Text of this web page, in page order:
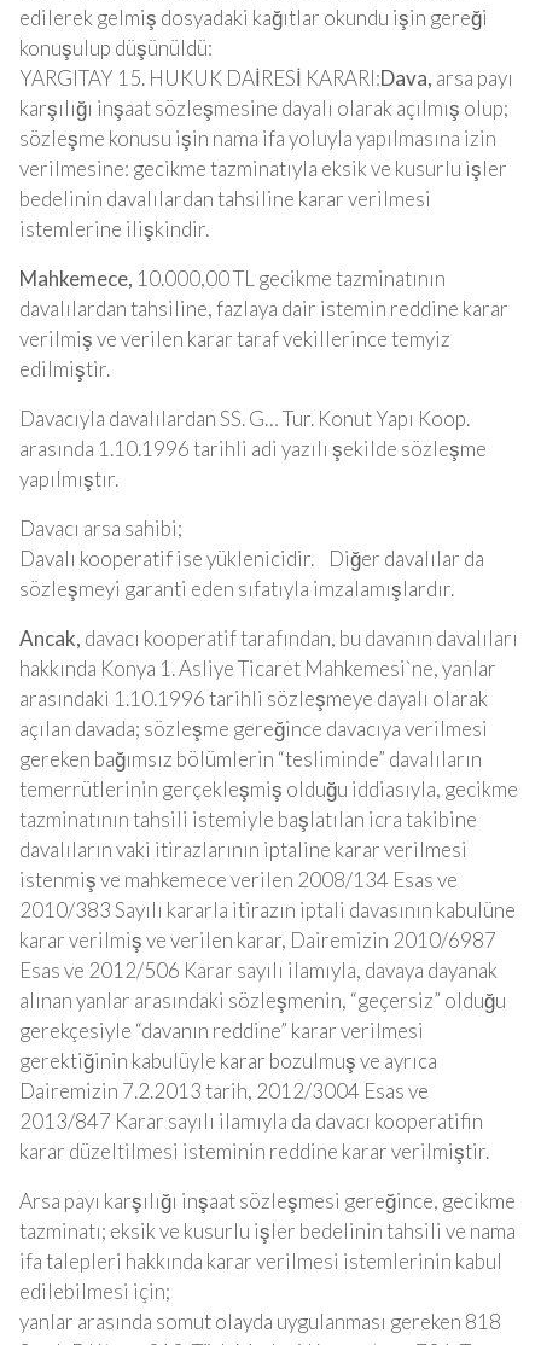
edilerek gelmiş dosyadaki kağıtlar okundu işin gereği
konuşulup düşünüldü:
YARGITAY 15. HUKUK DAİRESİ KARARI:Dava, arsa payı
karşılığı inşaat sözleşmesine dayalı olarak açılmış olup;
sözleşme konusu işin nama ifa yoluyla yapılmasına izin
verilmesine: gecikme tazminatıyla eksik ve kusurlu işler
bedelinin davalılardan tahsiline karar verilmesi
istemlerine ilişkindir.
Mahkemece, 10.000,00 TL gecikme tazminatının
davalılardan tahsiline, fazlaya dair istemin reddine karar
verilmiş ve verilen karar taraf vekillerince temyiz
edilmiştir.
Davacıyla davalılardan SS. G… Tur. Konut Yapı Koop.
arasında 1.10.1996 tarihli adi yazılı şekilde sözleşme
yapılmıştır.
Davacı arsa sahibi;
Davalı kooperatifise yüklenicidir. Diğer davalılar da
sözleşmeyi garanti eden sıfatıyla imzalamışlardır.
Ancak, davacı kooperatiftarafından, bu davanın davalıları
hakkında Konya 1. Asliye Ticaret Mahkemesi`ne, yanlar
arasındaki 1.10.1996 tarihli sözleşmeye dayalı olarak
açılan davada; sözleşme gereğince davacıya verilmesi
gereken bağımsız bölümlerin “tesliminde” davalıların
temerrütlerinin gerçekleşmiş olduğu iddiasıyla, gecikme
tazminatının tahsili istemiyle başlatılan icra takibine
davalıların vaki itirazlarının iptaline karar verilmesi
istenmiş ve mahkemece verilen 2008/134 Esas ve
2010/383 Sayılı kararla itirazın iptali davasının kabulüne
karar verilmiş ve verilen karar, Dairemizin 2010/6987
Esas ve 2012/506 Karar sayılı ilamıyla, davaya dayanak
alınan yanlar arasındaki sözleşmenin, “geçersiz” olduğu
gerekçesiyle “davanın reddine” karar verilmesi
gerektiğinin kabulüyle karar bozulmuş ve ayrıca
Dairemizin 7.2.2013 tarih, 2012/3004 Esas ve
2013/847 Karar sayılı ilamıyla da davacı kooperatifin
karar düzeltilmesi isteminin reddine karar verilmiştir.
Arsa payı karşılığı inşaat sözleşmesi gereğince, gecikme
tazminatı; eksik ve kusurlu işler bedelinin tahsili ve nama
ifa talepleri hakkında karar verilmesi istemlerinin kabul
edilebilmesi için;
yanlar arasında somut olayda uygulanması gereken 818